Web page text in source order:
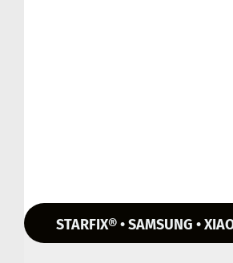
STARFIX® • SAMSUNG •